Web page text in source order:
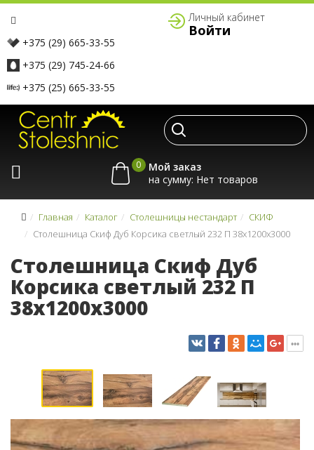
+375 (29) 665-33-55
+375 (29) 745-24-66
+375 (25) 665-33-55
Личный кабинет
Войти
0
Мой заказ
на сумму:
Главная Каталог Столешницы нестандарт
СКИФ
Столешница Скиф Дуб Корсика светлый 232 П 38x1200x3000
Столешница Скиф Дуб
Корсика светлый 232 П
38x1200x3000